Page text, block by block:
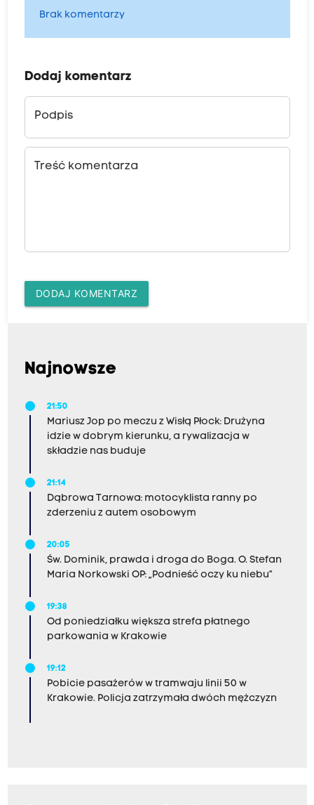
Brak komentarzy
Dodaj komentarz
Podpis
Treść komentarza
DODAJ KOMENTARZ
Najnowsze
21:50
Mariusz Jop po meczu z Wisłą Płock: Drużyna
idzie w dobrym kierunku, a rywalizacja w
składzie nas buduje
21:14
Dąbrowa Tarnowa: motocyklista ranny po
zderzeniu z autem osobowym
20:05
Św. Dominik, prawda i droga do Boga. O. Stefan
Maria Norkowski OP: „Podnieść oczy ku niebu”
19:38
Od poniedziałku większa strefa płatnego
parkowania w Krakowie
19:12
Pobicie pasażerów w tramwaju linii 50 w
Krakowie. Policja zatrzymała dwóch mężczyzn